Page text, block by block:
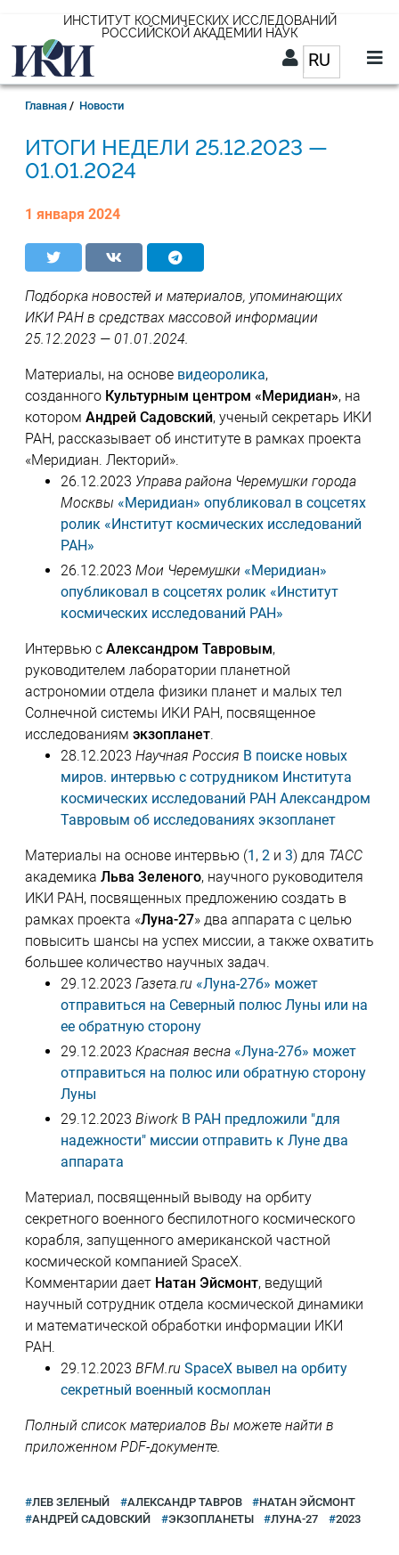
основному
содержанию
ИНСТИТУТ КОСМИЧЕСКИХ ИССЛЕДОВАНИЙ
РОССИЙСКОЙ АКАДЕМИИ НАУК
RUСписок
RU
Строка
навигации
Главная Новости
25.12.2023 —
01.01.2024
1 января 2024
Подборка новостей и материалов, упоминающих
ИКИ РАН в средствах массовой информации
25.12.2023 — 01.01.2024.
Материалы, на основе видеоролика,
созданного Культурным центром «Меридиан», на
котором Андрей Садовский, ученый секретарь ИКИ
РАН, рассказывает об институте в рамках проекта
«Меридиан. Лекторий».
26.12.2023 Управа района Черемушки города
Москвы «Меридиан» опубликовал в соцсетях
ролик «Институт космических исследований
РАН»
26.12.2023 Мои Черемушки «Меридиан»
опубликовал в соцсетях ролик «Институт
космических исследований РАН»
Интервью с Александром Тавровым,
руководителем лаборатории планетной
астрономии отдела физики планет и малых тел
Солнечной системы ИКИ РАН, посвященное
исследованиям экзопланет.
28.12.2023 Научная Россия В поиске новых
миров. интервью с сотрудником Института
космических исследований РАН Александром
Тавровым об исследованиях экзопланет
Материалы на основе интервью (1 , 2и 3) для ТАСС
академика Льва Зеленого, научного руководителя
ИКИ РАН, посвященных предложению создать в
рамках проекта «Луна-27» два аппарата с целью
повысить шансы на успех миссии, а также охватить
большее количество научных задач.
29.12.2023 Газета.ru «Луна-27б» может
отправиться на Северный полюс Луны или на
ее обратную сторону
29.12.2023 Красная весна «Луна-27б» может
отправиться на полюс или обратную сторону
Луны
29.12.2023 Biwork В РАН предложили "для
надежности" миссии отправить к Луне два
аппарата
Материал, посвященный выводу на орбиту
секретного военного беспилотного космического
корабля, запущенного американской частной
космической компанией SpaceX.
Комментарии дает Натан Эйсмонт, ведущий
научный сотрудник отдела космической динамики
и математической обработки информации ИКИ
РАН.
29.12.2023 BFM.ru SpaceX вывел на орбиту
секретный военный космоплан
Полный список материалов Вы можете найти в
приложенном PDF-документе.
ЛЕВ ЗЕЛЕНЫЙ АЛЕКСАНДР ТАВРОВ
НАТАН ЭЙСМОНТ
АНДРЕЙ САДОВСКИЙ
ЭКЗОПЛАНЕТЫ ЛУНА-27 2023